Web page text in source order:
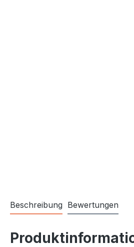
Beschreibung Bewertungen